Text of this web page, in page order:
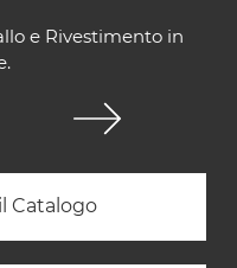
e Rivestimento in
Catalogo